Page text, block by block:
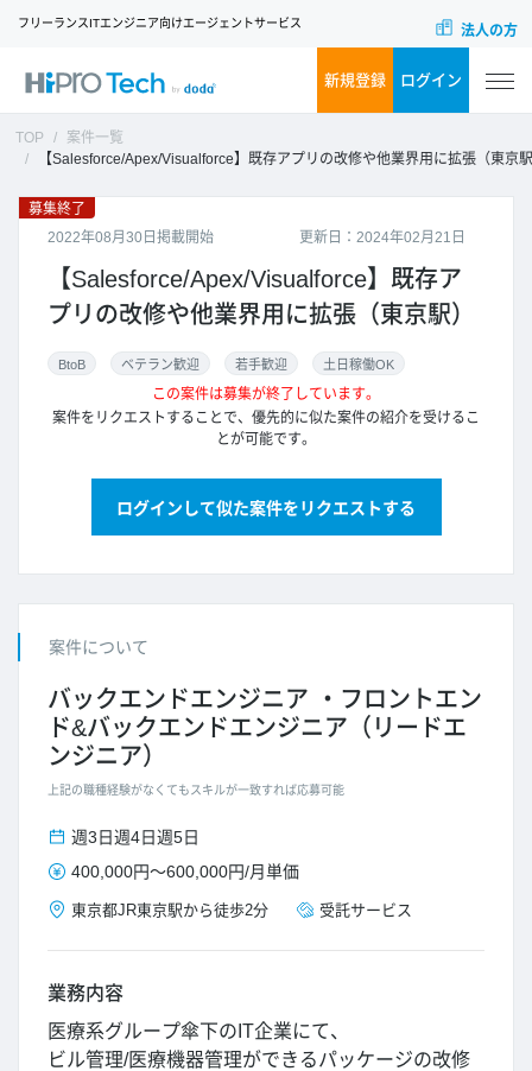
フリーランスITエンジニア向けエージェントサービス 法人の方
新規登録 ログイン
TOP
案件一覧
【Salesforce/Apex/Visualforce】既存アプリの改修や他業界用に拡張（東京
更新日：2024年02月21日
募集終了
2022年08月30日掲載開始
【Salesforce/Apex/Visualforce】既存ア
プリの改修や他業界用に拡張（東京駅）
BtoB ベテラン歓迎 若手歓迎 土日稼働OK
この案件は募集が終了しています。
案件をリクエストすることで、優先的に似た案件の紹介を受けるこ
とが可能です。
ログインして似た案件をリクエストする
案件について
バックエンドエンジニア
フロントエン
ド&バックエンドエンジニア（リードエ
ンジニア）
上記の職種経験がなくてもスキルが一致すれば応募可能
週3日週4日週5日
400,000円～600,000円/月単価
東京都JR東京駅から徒歩2分 受託サービス
業務内容
医療系グループ傘下のIT企業にて、
ビル管理/医療機器管理ができるパッケージの改修